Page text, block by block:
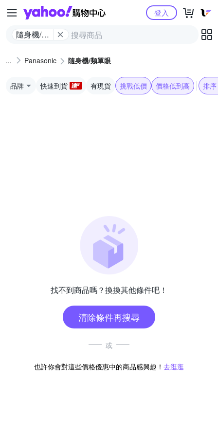
Yahoo購物中心
隨身機/類
登入
Panasonic 隨身機/類單眼
品牌 快速到貨 有現貨 挑戰低價 價格低到高 排序
找不到商品嗎？換換其他條件吧！
清除條件再搜尋
或
也許你會對這些價格優惠中的商品感興趣！ 去逛逛